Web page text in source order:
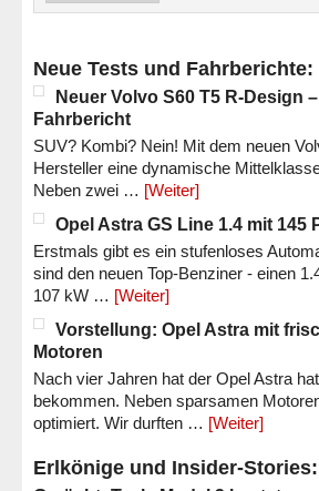
Neue Tests und Fahrberichte:
Neuer Volvo S60 T5 R-Design
Fahrbericht
SUV? Kombi? Nein! Mit dem neuen
Hersteller eine dynamische
Neben zwei … [Weiter]
Opel Astra GS Line 1.4 mit 145
Erstmals gibt es ein stufenloses
sind den neuen Top-Benziner - einen
107 kW … [Weiter]
Vorstellung: Opel Astra mit
Motoren
Nach vier Jahren hat der Opel Astra
bekommen. Neben sparsamen
optimiert. Wir durften … [Weiter]
Erlkönige und Insider-Stories: